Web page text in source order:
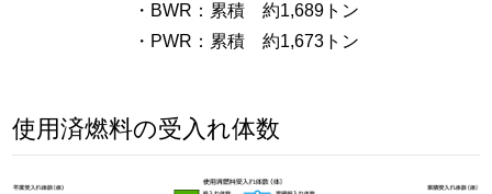
・BWR：累積 約1,689トン
・PWR：累積 約1,673トン
使用済燃料の受入れ体数